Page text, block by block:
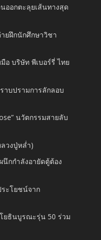
ออกตะลุยเส้นทางสุด
ยฝึกนักศึกษาวิชา
อ บริษัท พีเบอร์รี่ ไทย
าบปรามการลักลอบ
นวัตกรรมสายลับ
วงปู่หล่ำ)
กกำลังอายัดตู้ต้อง
ะโยชน์จาก
ยธินบูรณะรุ่น 50 ร่วม